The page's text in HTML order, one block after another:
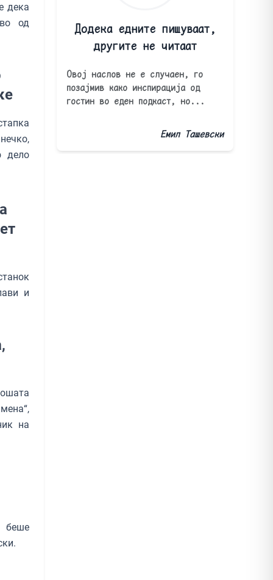
дека
од
дело
и
на
беше
Додека едните пишуваат,
другите не читаат
Овој наслов не е случаен, го
позајмив како инспирација од
гостин во еден подкаст, но...
Емил Ташевски